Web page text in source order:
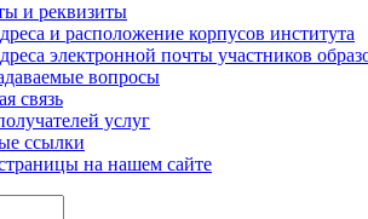
и реквизиты
и расположение корпусов института
электронной почты участников
вопросы
связь
услуг
ссылки
на нашем сайте